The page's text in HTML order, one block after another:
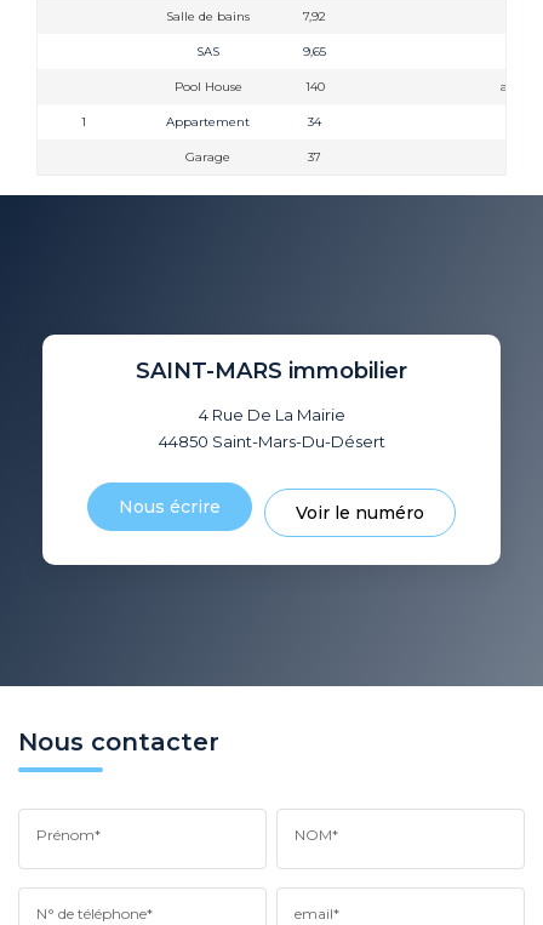
Salle de bains 7,92
SAS 9,65
Pool House 140 avec
1 Appartement 34
Garage 37
SAINT-MARS immobilier
4 Rue De La Mairie
44850 Saint-Mars-Du-Désert
Nous écrire Voir le numéro
Nous contacter
Prénom* NOM*
N° de téléphone* email*